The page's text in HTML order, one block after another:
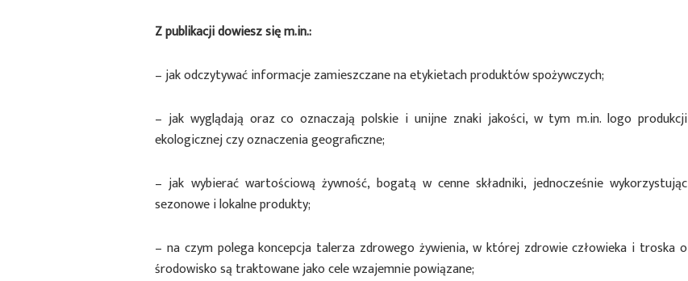
Z publikacji dowiesz się m.in.:
– jak odczytywać informacje zamieszczane na etykietach produktów spożywczych;
– jak wyglądają oraz co oznaczają polskie i unijne znaki jakości, w tym m.in. logo produkcji
ekologicznej czy oznaczenia geograficzne;
– jak wybierać wartościową żywność, bogatą w cenne składniki, jednocześnie wykorzystując
sezonowe i lokalne produkty;
– na czym polega koncepcja talerza zdrowego żywienia, w której zdrowie człowieka i troska o
środowisko są traktowane jako cele wzajemnie powiązane;